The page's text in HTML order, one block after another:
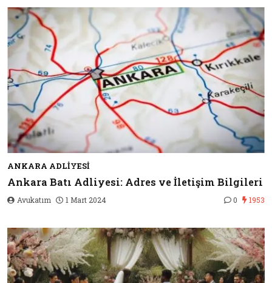
ANKARA ADLIYESI
Ankara Batı Adliyesi: Adres ve İletişim Bilgileri
Avukatım 1 Mart 2024 0 1953